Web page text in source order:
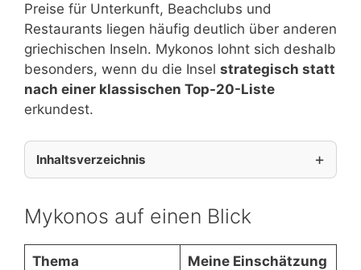
Preise für Unterkunft, Beachclubs und
Restaurants liegen häufig deutlich über anderen
griechischen Inseln. Mykonos lohnt sich deshalb
besonders, wenn du die Insel strategisch statt
nach einer klassischen Top-20-Liste
erkundest.
Inhaltsverzeichnis
Mykonos auf einen Blick
Thema Meine Einschätzung